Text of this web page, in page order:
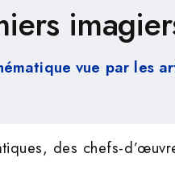
vue par les
des chefs-